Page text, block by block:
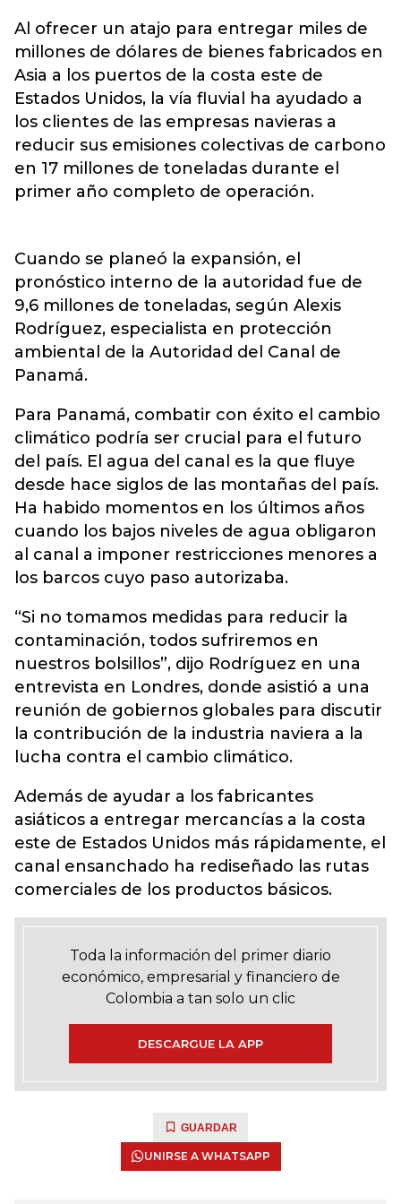
Al ofrecer un atajo para entregar miles de
millones de dólares de bienes fabricados en
Asia a los puertos de la costa este de
Estados Unidos, la vía fluvial ha ayudado a
los clientes de las empresas navieras a
reducir sus emisiones colectivas de carbono
en 17 millones de toneladas durante el
primer año completo de operación.
Cuando se planeó la expansión, el
pronóstico interno de la autoridad fue de
9,6 millones de toneladas, según Alexis
Rodríguez, especialista en protección
ambiental de la Autoridad del Canal de
Panamá.
Para Panamá, combatir con éxito el cambio
climático podría ser crucial para el futuro
del país. El agua del canal es la que fluye
desde hace siglos de las montañas del país.
Ha habido momentos en los últimos años
cuando los bajos niveles de agua obligaron
al canal a imponer restricciones menores a
los barcos cuyo paso autorizaba.
“Si no tomamos medidas para reducir la
contaminación, todos sufriremos en
nuestros bolsillos”, dijo Rodríguez en una
entrevista en Londres, donde asistió a una
reunión de gobiernos globales para discutir
la contribución de la industria naviera a la
lucha contra el cambio climático.
Además de ayudar a los fabricantes
asiáticos a entregar mercancías a la costa
este de Estados Unidos más rápidamente, el
canal ensanchado ha rediseñado las rutas
comerciales de los productos básicos.
Toda la información del primer diario
económico, empresarial y financiero de
Colombia a tan solo un clic
DESCARGUE LA APP
GUARDAR
UNIRSE A WHATSAPP